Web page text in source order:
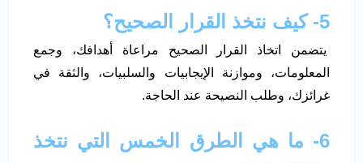
5- كيف نتخذ القرار الصحيح؟
يتضمن اتخاذ القرار الصحيح مراعاة أهدافك، وجمع
المعلومات، وموازنة الإيجابيات والسلبيات، والثقة في
غرائزك، وطلب النصيحة عند الحاجة.
6- ما هي الطرق الخمس التي نتخذ